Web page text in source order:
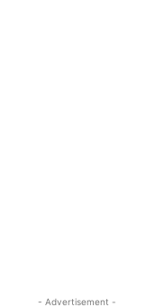
- Advertisement -